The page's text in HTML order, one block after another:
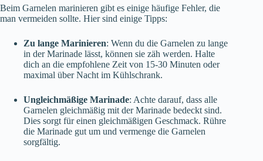
Beim Garnelen marinieren gibt es einige häufige Fehler, die
man vermeiden sollte. Hier sind einige Tipps:
Zu lange Marinieren: Wenn du die Garnelen zu lange
in der Marinade lässt, können sie zäh werden. Halte
dich an die empfohlene Zeit von 15-30 Minuten oder
maximal über Nacht im Kühlschrank.
Ungleichmäßige Marinade: Achte darauf, dass alle
Garnelen gleichmäßig mit der Marinade bedeckt sind.
Dies sorgt für einen gleichmäßigen Geschmack. Rühre
die Marinade gut um und vermenge die Garnelen
sorgfältig.